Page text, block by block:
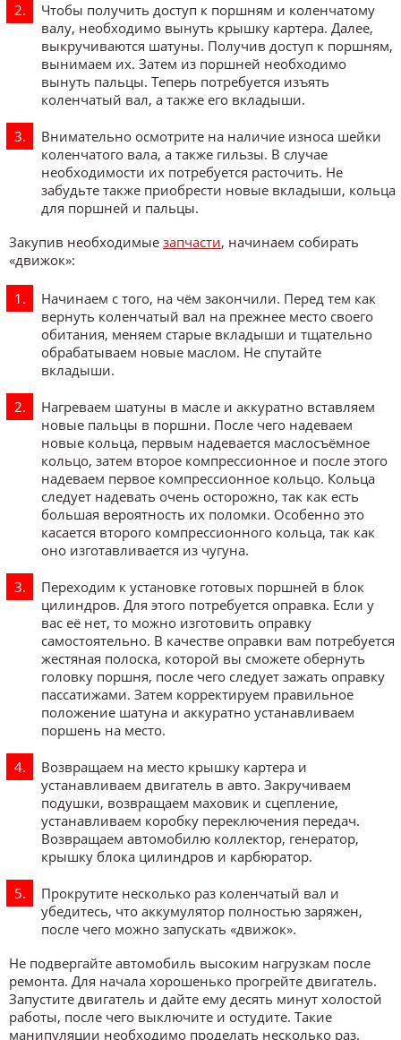
Чтобы получить доступ к поршням и коленчатому
валу, необходимо вынуть крышку картера. Далее,
выкручиваются шатуны. Получив доступ к поршням,
вынимаем их. Затем из поршней необходимо
вынуть пальцы. Теперь потребуется изъять
коленчатый вал, а также его вкладыши.
Внимательно осмотрите на наличие износа шейки
коленчатого вала, а также гильзы. В случае
необходимости их потребуется расточить. Не
забудьте также приобрести новые вкладыши, кольца
для поршней и пальцы.
Закупив необходимые запчасти, начинаем собирать
«движок»:
Начинаем с того, на чём закончили. Перед тем как
вернуть коленчатый вал на прежнее место своего
обитания, меняем старые вкладыши и тщательно
обрабатываем новые маслом. Не спутайте
вкладыши.
Нагреваем шатуны в масле и аккуратно вставляем
новые пальцы в поршни. После чего надеваем
новые кольца, первым надевается маслосъёмное
кольцо, затем второе компрессионное и после этого
надеваем первое компрессионное кольцо. Кольца
следует надевать очень осторожно, так как есть
большая вероятность их поломки. Особенно это
касается второго компрессионного кольца, так как
оно изготавливается из чугуна.
Переходим к установке готовых поршней в блок
цилиндров. Для этого потребуется оправка. Если у
вас её нет, то можно изготовить оправку
самостоятельно. В качестве оправки вам потребуется
жестяная полоска, которой вы сможете обернуть
головку поршня, после чего следует зажать оправку
пассатижами. Затем корректируем правильное
положение шатуна и аккуратно устанавливаем
поршень на место.
Возвращаем на место крышку картера и
устанавливаем двигатель в авто. Закручиваем
подушки, возвращаем маховик и сцепление,
устанавливаем коробку переключения передач.
Возвращаем автомобилю коллектор, генератор,
крышку блока цилиндров и карбюратор.
Прокрутите несколько раз коленчатый вал и
убедитесь, что аккумулятор полностью заряжен,
после чего можно запускать «движок».
Не подвергайте автомобиль высоким нагрузкам после
ремонта. Для начала хорошенько прогрейте двигатель.
Запустите двигатель и дайте ему десять минут холостой
работы, после чего выключите и остудите. Такие
манипуляции необходимо проделать несколько раз.